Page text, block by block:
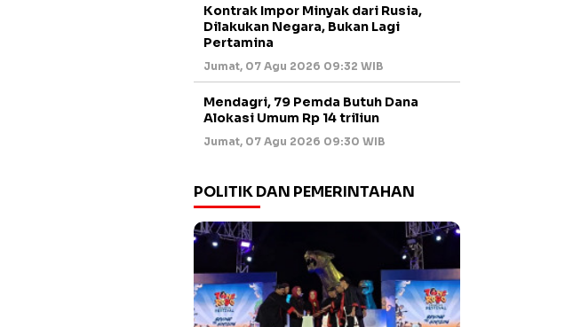
Kontrak Impor Minyak dari Rusia,
Dilakukan Negara, Bukan Lagi
Pertamina
Jumat, 07 Agu 2026 09:32 WIB
Mendagri, 79 Pemda Butuh Dana
Alokasi Umum Rp 14 triliun
Jumat, 07 Agu 2026 09:30 WIB
POLITIK DAN PEMERINTAHAN